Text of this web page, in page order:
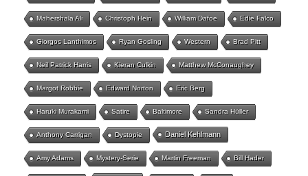
Mahershala Ali Christoph Hein William Dafoe Edie Falco
Giorgos Lanthimos Ryan Gosling Western Brad Pitt
Neil Patrick Harris Kieran Culkin Matthew McConaughey
Margot Robbie Edward Norton Eric Berg
Haruki Murakami Satire Baltimore Sandra Hüller
Anthony Carrigan Dystopie Daniel Kehlmann
Amy Adams Mystery-Serie Martin Freeman Bill Hader